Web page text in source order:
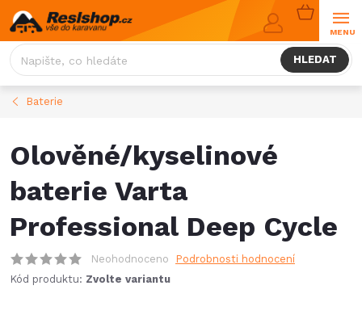
Přejít
na
obsah
HLEDAT
NÁKUPNÍ
KOŠÍK
Baterie
Olověné/kyselinové
baterie Varta
Professional Deep Cycle
Neohodnoceno
Podrobnosti hodnocení
Kód produktu: Zvolte variantu